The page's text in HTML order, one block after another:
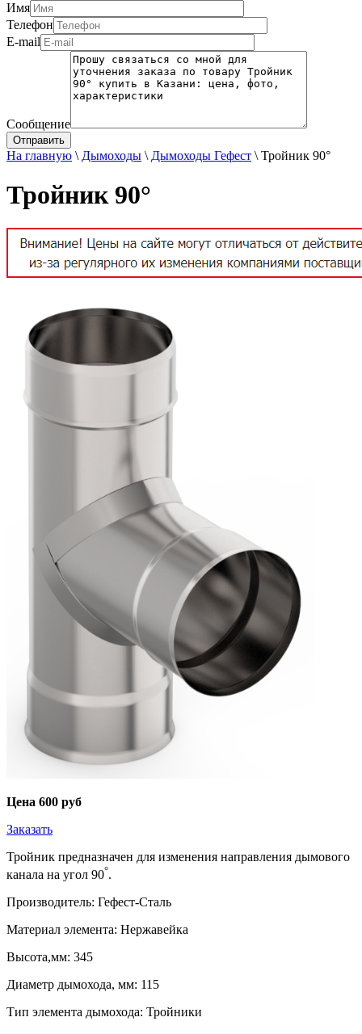
Имя
Телефон
E-mail
Сообщение
На главную \ Дымоходы \ Дымоходы Гефест \ Тройник 90°
Тройник 90°
Цена 600 руб
Заказать
Тройник предназначен для изменения направления дымового
канала на угол 90°.
Производитель: Гефест-Сталь
Материал элемента: Нержавейка
Высота,мм: 345
Диаметр дымохода, мм: 115
Тип элемента дымохода: Тройники